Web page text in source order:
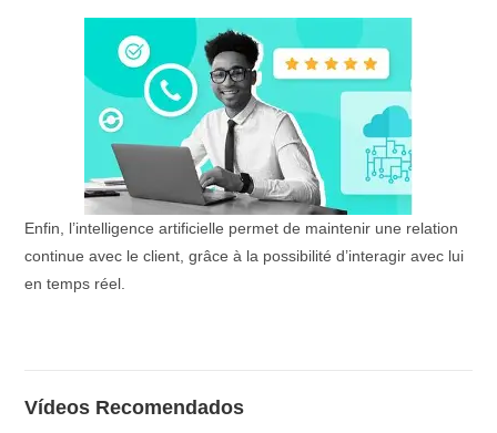
Enfin, l’intelligence artificielle permet de maintenir une relation
continue avec le client, grâce à la possibilité d’interagir avec lui
en temps réel.
Vídeos Recomendados